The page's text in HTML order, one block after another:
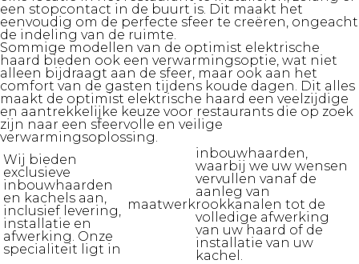
een stopcontact in de buurt is. Dit maakt het
eenvoudig om de perfecte sfeer te creëren, ongeacht
de indeling van de ruimte.
Sommige modellen van de optimist elektrische
haard bieden ook een verwarmingsoptie, wat niet
alleen bijdraagt aan de sfeer, maar ook aan het
comfort van de gasten tijdens koude dagen. Dit alles
maakt de optimist elektrische haard een veelzijdige
en aantrekkelijke keuze voor restaurants die op zoek
zijn naar een sfeervolle en veilige
verwarmingsoplossing.
Wij bieden
exclusieve
inbouwhaarden
en kachels aan,
inclusief levering,
installatie en
afwerking. Onze
specialiteit ligt in
maatwerk
inbouwhaarden,
waarbij we uw wensen
vervullen vanaf de
aanleg van
rookkanalen tot de
volledige afwerking
van uw haard of de
installatie van uw
kachel.